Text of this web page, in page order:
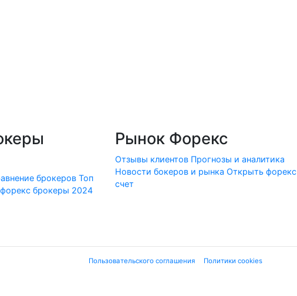
брокеров Топ
брокеры 2024
Рынок Форекс
Отзывы клиентов Прогнозы и аналитика
Новости бокеров и рынка Открыть форекс
счет
Пользовательского соглашения Политики cookies